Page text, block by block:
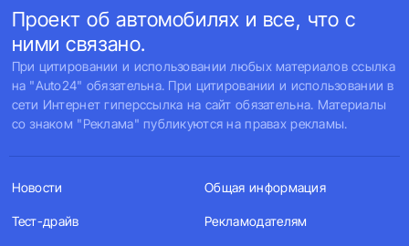
Проект об автомобилях и все, что с
ними связано.
При цитировании и использовании любых материалов ссылка
на "Auto24" обязательна. При цитировании и использовании в
сети Интернет гиперссылка на сайт обязательна. Материалы
со знаком "Реклама" публикуются на правах рекламы.
Новости
Тест-драйв
Общая информация
Рекламодателям